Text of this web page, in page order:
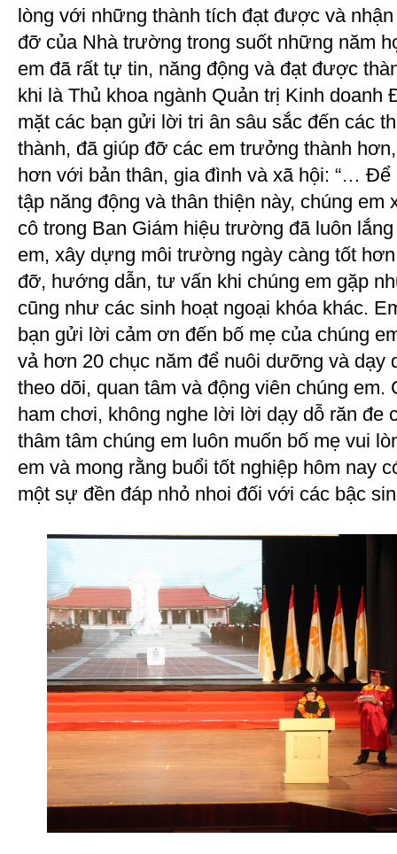
lòng với những thành tích đạt được và
đỡ của Nhà trường trong suốt những năm
em đã rất tự tin, năng động và đạt được
khi là Thủ khoa ngành Quản trị Kinh doanh
mặt các bạn gửi lời tri ân sâu sắc đến các
thành, đã giúp đỡ các em trưởng thành
hơn với bản thân, gia đình và xã hội: “…
tập năng động và thân thiện này, chúng em
cô trong Ban Giám hiệu trường đã luôn
em, xây dựng môi trường ngày càng tốt
đỡ, hướng dẫn, tư vấn khi chúng em gặp
cũng như các sinh hoạt ngoại khóa khác.
bạn gửi lời cảm ơn đến bố mẹ của chúng
vả hơn 20 chục năm để nuôi dưỡng và dạy
theo dõi, quan tâm và động viên chúng em.
ham chơi, không nghe lời lời dạy dỗ răn đe
thâm tâm chúng em luôn muốn bố mẹ vui
em và mong rằng buổi tốt nghiệp hôm nay
một sự đền đáp nhỏ nhoi đối với các bậc